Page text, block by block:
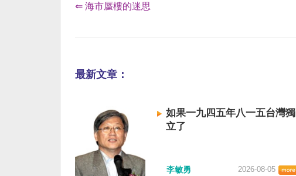
⇐ 海市蜃樓的迷思
最新文章：
如果一九四五年八一五台灣獨
立了
李敏勇 2026-08-05